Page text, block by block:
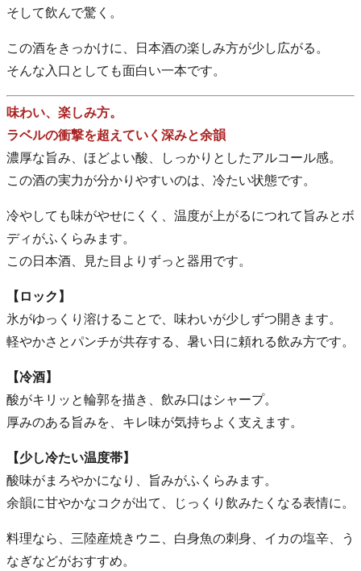
そして飲んで驚く。
この酒をきっかけに、日本酒の楽しみ方が少し広がる。
そんな入口としても面白い一本です。
味わい、楽しみ方。
ラベルの衝撃を超えていく深みと余韻
濃厚な旨み、ほどよい酸、しっかりとしたアルコール感。
この酒の実力が分かりやすいのは、冷たい状態です。
冷やしても味がやせにくく、温度が上がるにつれて旨みとボ
ディがふくらみます。
この日本酒、見た目よりずっと器用です。
【ロック】
氷がゆっくり溶けることで、味わいが少しずつ開きます。
軽やかさとパンチが共存する、暑い日に頼れる飲み方です。
【冷酒】
酸がキリッと輪郭を描き、飲み口はシャープ。
厚みのある旨みを、キレ味が気持ちよく支えます。
【少し冷たい温度帯】
酸味がまろやかになり、旨みがふくらみます。
余韻に甘やかなコクが出て、じっくり飲みたくなる表情に。
料理なら、三陸産焼きウニ、白身魚の刺身、イカの塩辛、う
なぎなどがおすすめ。